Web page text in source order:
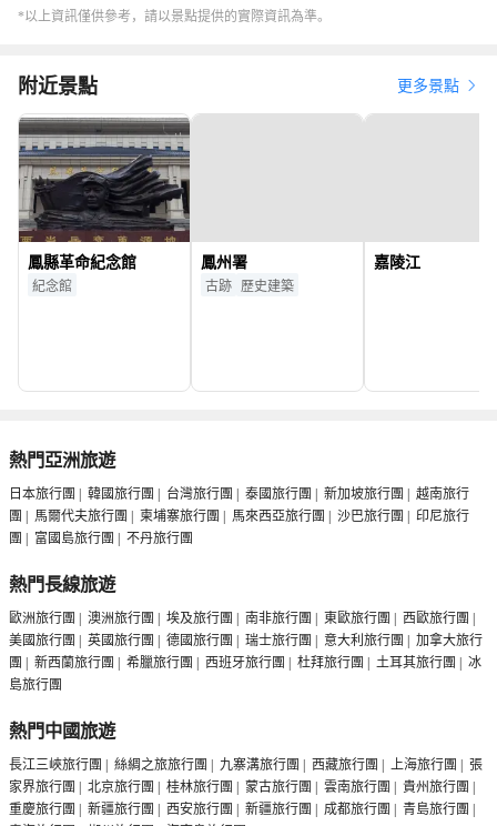
*以上資訊僅供參考，請以景點提供的實際資訊為準。
附近景點 更多景點
鳳縣革命紀念館
紀念館
鳳州署
古跡 歷史建築
嘉陵江
熱門亞洲旅遊
日本旅行團 | 韓國旅行團 | 台灣旅行團 | 泰國旅行團 | 新加坡旅行團 | 越南旅行
團 | 馬爾代夫旅行團 | 柬埔寨旅行團 | 馬來西亞旅行團 | 沙巴旅行團 | 印尼旅行
團 | 富國島旅行團 | 不丹旅行團
熱門長線旅遊
歐洲旅行團 | 澳洲旅行團 | 埃及旅行團 | 南非旅行團 | 東歐旅行團 | 西歐旅行團 |
美國旅行團 | 英國旅行團 | 德國旅行團 | 瑞士旅行團 | 意大利旅行團 | 加拿大旅行
團 | 新西蘭旅行團 | 希臘旅行團 | 西班牙旅行團 | 杜拜旅行團 | 土耳其旅行團 | 冰
島旅行團
熱門中國旅遊
長江三峽旅行團 | 絲綢之旅旅行團 | 九寨溝旅行團 | 西藏旅行團 | 上海旅行團 | 張
家界旅行團 | 北京旅行團 | 桂林旅行團 | 蒙古旅行團 | 雲南旅行團 | 貴州旅行團 |
重慶旅行團 | 新疆旅行團 | 西安旅行團 | 新疆旅行團 | 成都旅行團 | 青島旅行團 |